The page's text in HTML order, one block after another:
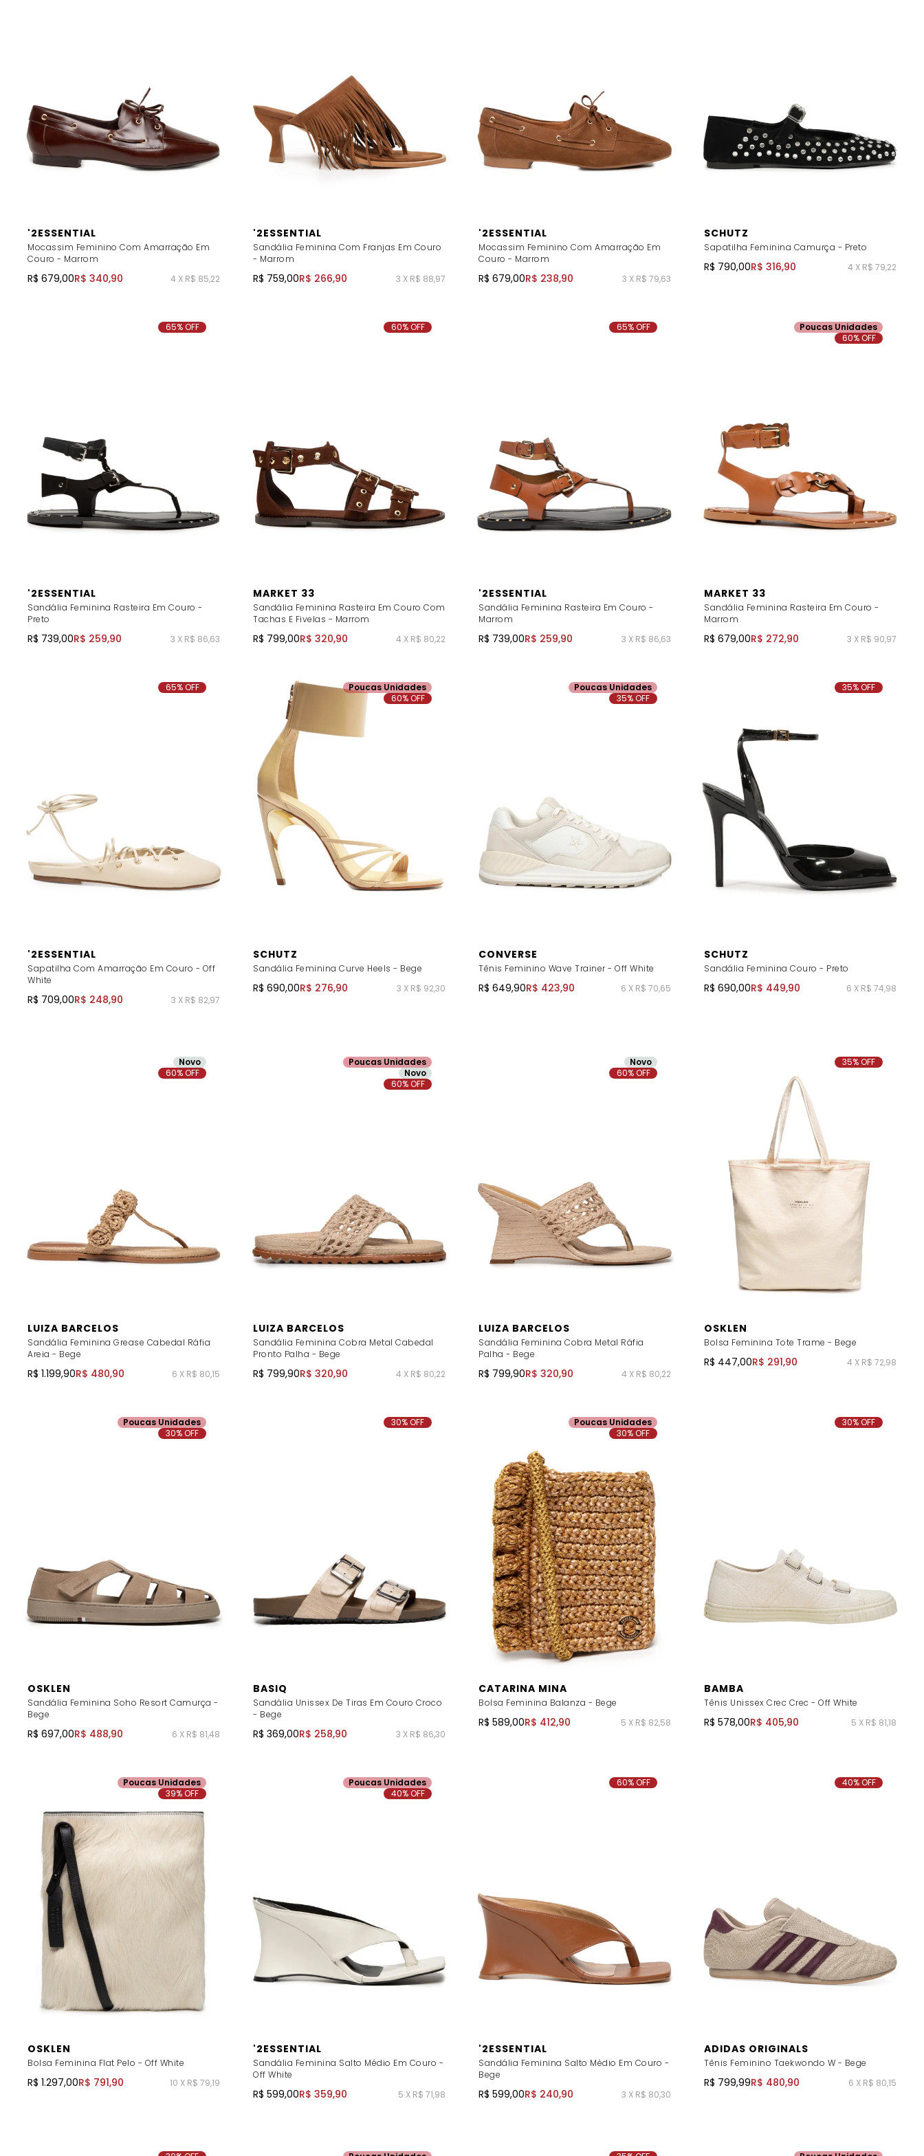
'2ESSENTIAL
Mocassim Feminino Com Amarração Em
Couro - Marrom
R$ 679,00R$ 340,90 4 X R$ 85,22
'2ESSENTIAL
Sandália Feminina Com Franjas Em Couro
- Marrom
R$ 759,00R$ 266,90 3 X R$ 88,97
'2ESSENTIAL
Mocassim Feminino Com Amarração Em
Couro - Marrom
R$ 679,00R$ 238,90 3 X R$ 79,63
SCHUTZ
Sapatilha Feminina Camurça - Preto
R$ 790,00R$ 316,90 4 X R$ 79,22
'2ESSENTIAL
Sandália Feminina Rasteira Em Couro -
Preto
R$ 739,00R$ 259,90 3 X R$ 86,63
65% OFF
MARKET 33
Sandália Feminina Rasteira Em Couro Com
Tachas E Fivelas - Marrom
R$ 799,00R$ 320,90 4 X R$ 80,22
60% OFF
'2ESSENTIAL
Sandália Feminina Rasteira Em Couro -
Marrom
R$ 739,00R$ 259,90 3 X R$ 86,63
65% OFF
MARKET 33
Sandália Feminina Rasteira Em Couro -
Marrom
R$ 679,00R$ 272,90 3 X R$ 90,97
Poucas Unidades
60% OFF
'2ESSENTIAL
Sapatilha Com Amarração Em Couro - Off
White
R$ 709,00R$ 248,90 3 X R$ 82,97
65% OFF
SCHUTZ
Sandália Feminina Curve Heels - Bege
R$ 690,00R$ 276,90 3 X R$ 92,30
Poucas Unidades
60% OFF
CONVERSE
Tênis Feminino Wave Trainer - Off White
R$ 649,90R$ 423,90 6 X R$ 70,65
Poucas Unidades
35% OFF
SCHUTZ
Sandália Feminina Couro - Preto
R$ 690,00R$ 449,90 6 X R$ 74,98
35% OFF
LUIZA BARCELOS
Sandália Feminina Grease Cabedal Ráfia
Areia - Bege
R$ 1.199,90R$ 480,90 6 X R$ 80,15
Novo
60% OFF
LUIZA BARCELOS
Sandália Feminina Cobra Metal Cabedal
Pronto Palha - Bege
R$ 799,90R$ 320,90 4 X R$ 80,22
Poucas Unidades
Novo
60% OFF
LUIZA BARCELOS
Sandália Feminina Cobra Metal Ráfia
Palha - Bege
R$ 799,90R$ 320,90 4 X R$ 80,22
Novo
60% OFF
OSKLEN
Bolsa Feminina Tote Trame - Bege
R$ 447,00R$ 291,90 4 X R$ 72,98
35% OFF
OSKLEN
Sandália Feminina Soho Resort Camurça -
Bege
R$ 697,00R$ 488,90 6 X R$ 81,48
Poucas Unidades
30% OFF
BASIQ
Sandália Unissex De Tiras Em Couro Croco
- Bege
R$ 369,00R$ 258,90 3 X R$ 86,30
30% OFF
CATARINA MINA
Bolsa Feminina Balanza - Bege
R$ 589,00R$ 412,90 5 X R$ 82,58
Poucas Unidades
30% OFF
BAMBA
Tênis Unissex Crec Crec - Off White
R$ 578,00R$ 405,90 5 X R$ 81,18
30% OFF
OSKLEN
Bolsa Feminina Flat Pelo - Off White
R$ 1.297,00R$ 791,90 10 X R$ 79,19
Poucas Unidades
39% OFF
'2ESSENTIAL
Sandália Feminina Salto Médio Em Couro -
Off White
R$ 599,00R$ 359,90 5 X R$ 71,98
Poucas Unidades
40% OFF
'2ESSENTIAL
Sandália Feminina Salto Médio Em Couro -
Bege
R$ 599,00R$ 240,90 3 X R$ 80,30
60% OFF
ADIDAS ORIGINALS
Tênis Feminino Taekwondo W - Bege
R$ 799,99R$ 480,90 6 X R$ 80,15
40% OFF